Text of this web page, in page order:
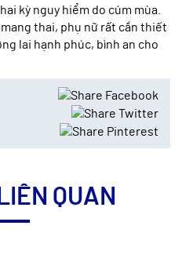
kỳ nguy hiểm do cúm mùa.
thai, phụ nữ rất cần thiết
lai hạnh phúc, bình an cho
QUAN